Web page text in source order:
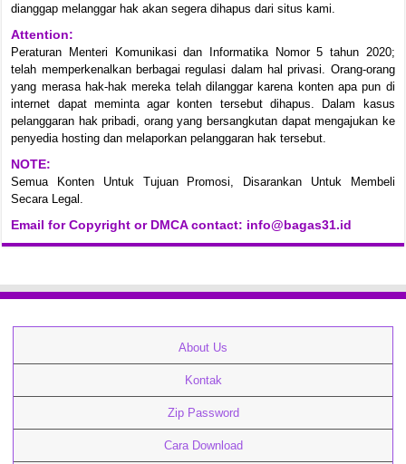
dianggap melanggar hak akan segera dihapus dari situs kami.
Attention:
Peraturan Menteri Komunikasi dan Informatika Nomor 5 tahun 2020;
telah memperkenalkan berbagai regulasi dalam hal privasi. Orang-orang
yang merasa hak-hak mereka telah dilanggar karena konten apa pun di
internet dapat meminta agar konten tersebut dihapus. Dalam kasus
pelanggaran hak pribadi, orang yang bersangkutan dapat mengajukan ke
penyedia hosting dan melaporkan pelanggaran hak tersebut.
NOTE:
Semua Konten Untuk Tujuan Promosi, Disarankan Untuk Membeli
Secara Legal.
Email for Copyright or DMCA contact: info@bagas31.id
About Us
Kontak
Zip Password
Cara Download